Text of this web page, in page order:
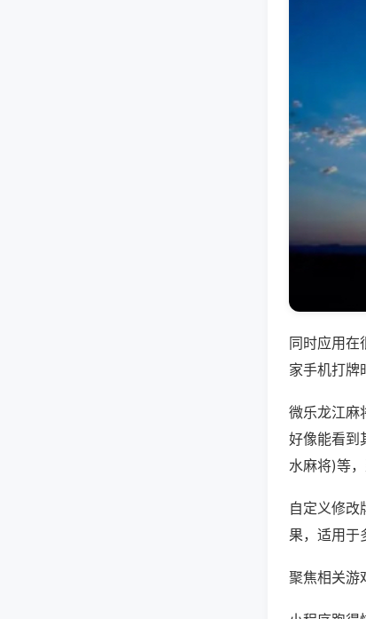
同时应用在
家手机打牌
微乐龙江麻
好像能看到
水麻将)等
自定义修改
果，适用于
聚焦相关游